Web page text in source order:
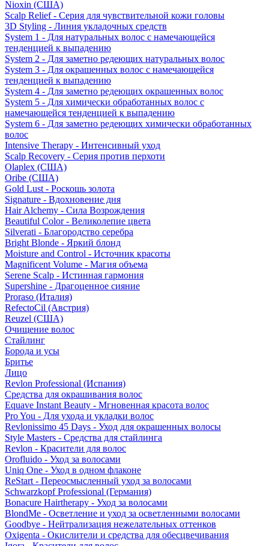
Nioxin (США)
Scalp Relief - Серия для чувствительной кожи головы
3D Styling - Линия укладочных средств
System 1 - Для натуральных волос с намечающейся
тенденцией к выпадению
System 2 - Для заметно редеющих натуральных волос
System 3 - Для окрашенных волос с намечающейся
тенденцией к выпадению
System 4 - Для заметно редеющих окрашенных волос
System 5 - Для химически обработанных волос с
намечающейся тенденцией к выпадению
System 6 - Для заметно редеющих химически обработанных
волос
Intensive Therapy - Интенсивный уход
Scalp Recovery - Серия против перхоти
Olaplex (США)
Oribe (США)
Gold Lust - Роскошь золота
Signature - Вдохновение дня
Hair Alchemy - Сила Возрождения
Beautiful Color - Великолепие цвета
Silverati - Благородство серебра
Bright Blonde - Яркий блонд
Moisture and Control - Источник красоты
Magnificent Volume - Магия объема
Serene Scalp - Истинная гармония
Supershine - Драгоценное сияние
Proraso (Италия)
RefectoCil (Австрия)
Reuzel (США)
Очищение волос
Стайлинг
Борода и усы
Бритье
Лицо
Revlon Professional (Испания)
Средства для окрашивания волос
Equave Instant Beauty - Мгновенная красота волос
Pro You - Для ухода и укладки волос
Revlonissimo 45 Days - Уход для окрашенных волосы
Style Masters - Средства для стайлинга
Revlon - Красители для волос
Orofluido - Уход за волосами
Uniq One - Уход в одном флаконе
ReStart - Переосмысленный уход за волосами
Schwarzkopf Professional (Германия)
Bonacure Hairtherapy - Уход за волосами
BlondMe - Осветление и уход за осветленными волосами
Goodbye - Нейтрализация нежелательных оттенков
Oxigenta - Окислители и средства для обесцвечивания